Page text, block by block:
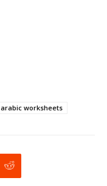
arabic worksheets